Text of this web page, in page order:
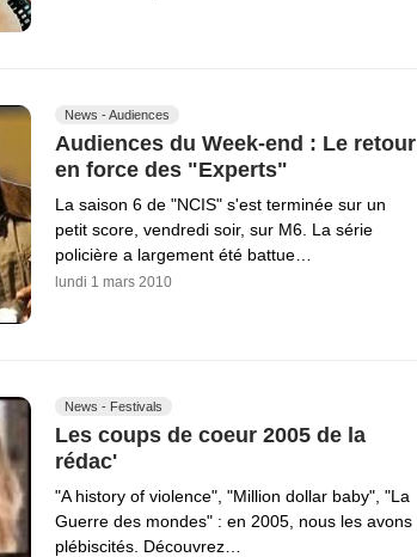
News - Audiences
Audiences du Week-end : Le retour
en force des "Experts"
La saison 6 de "NCIS" s'est terminée sur un
petit score, vendredi soir, sur M6. La série
policière a largement été battue…
lundi 1 mars 2010
News - Festivals
Les coups de coeur 2005 de la
rédac'
"A history of violence", "Million dollar baby", "La
Guerre des mondes" : en 2005, nous les avons
plébiscités. Découvrez…